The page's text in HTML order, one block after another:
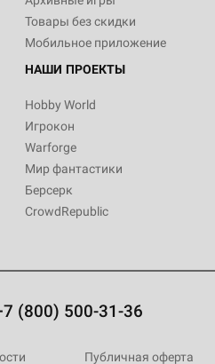
Товары без скидки
Мобильное приложение
НАШИ ПРОЕКТЫ
Hobby World
Игрокон
Warforge
Мир фантастики
Берсерк
CrowdRepublic
(800) 500-31-36
Публичная оферта